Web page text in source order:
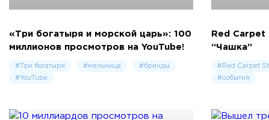
«Три богатыря и морской царь»: 100
миллионов просмотров на YouTube!
#Три богатыря #мельница
#бренды
#YouTube
Red
“Чашка”
#Red Carpet
#события